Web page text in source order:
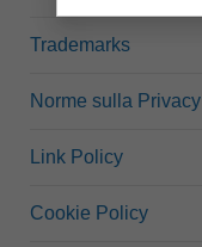
Trademarks
Norme sulla Privacy
Link Policy
Cookie Policy